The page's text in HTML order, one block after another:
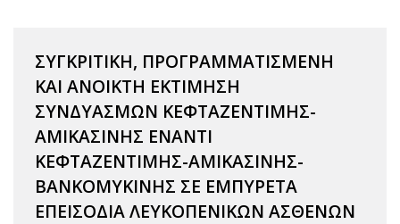
ΣΥΓΚΡΙΤΙΚΗ, ΠΡΟΓΡΑΜΜΑΤΙΣΜΕΝΗ
ΚΑΙ ΑΝΟΙΚΤΗ ΕΚΤΙΜΗΣΗ
ΣΥΝΔΥΑΣΜΩΝ ΚΕΦΤΑΖΕΝΤΙΜΗΣ-
ΑΜΙΚΑΣΙΝΗΣ ΕΝΑΝΤΙ
ΚΕΦΤΑΖΕΝΤΙΜΗΣ-ΑΜΙΚΑΣΙΝΗΣ-
ΒΑΝΚΟΜΥΚΙΝΗΣ ΣΕ ΕΜΠΥΡΕΤΑ
ΕΠΕΙΣΟΔΙΑ ΛΕΥΚΟΠΕΝΙΚΩΝ ΑΣΘΕΝΩΝ